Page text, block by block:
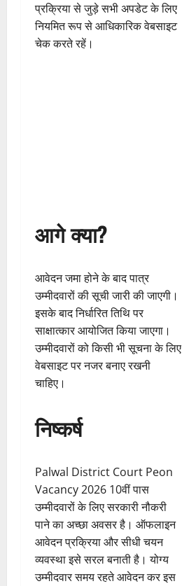
प्रक्रिया से जुड़े सभी अपडेट के लिए
नियमित रूप से आधिकारिक वेबसाइट
चेक करते रहें।
आगे क्या?
आवेदन जमा होने के बाद पात्र
उम्मीदवारों की सूची जारी की जाएगी।
इसके बाद निर्धारित तिथि पर
साक्षात्कार आयोजित किया जाएगा।
उम्मीदवारों को किसी भी सूचना के लिए
वेबसाइट पर नजर बनाए रखनी
चाहिए।
निष्कर्ष
Palwal District Court Peon
Vacancy 2026 10वीं पास
उम्मीदवारों के लिए सरकारी नौकरी
पाने का अच्छा अवसर है। ऑफलाइन
आवेदन प्रक्रिया और सीधी चयन
व्यवस्था इसे सरल बनाती है। योग्य
उम्मीदवार समय रहते आवेदन कर इस